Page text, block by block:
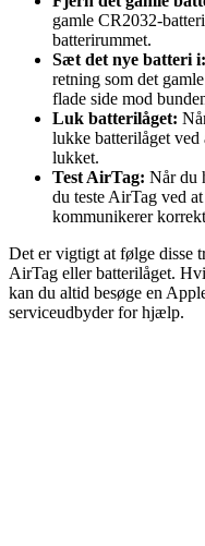
gamle CR2032-
batterirummet.
Sæt det nye batteri i:
retning som det
flade side mod
Luk batterilåget:
lukke batterilåget
lukket.
Test AirTag: Når du
du teste AirTag ved
kommunikerer
Det er vigtigt at følge disse
AirTag eller batterilåget.
kan du altid besøge en
serviceudbyder for hjælp.